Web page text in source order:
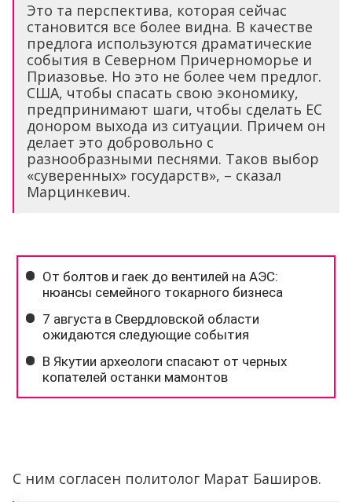
Это та перспектива, которая сейчас
становится все более видна. В качестве
предлога используются драматические
события в Северном Причерноморье и
Приазовье. Но это не более чем предлог.
США, чтобы спасать свою экономику,
предпринимают шаги, чтобы сделать ЕС
донором выхода из ситуации. Причем он
делает это добровольно с
разнообразными песнями. Таков выбор
«суверенных» государств», – сказал
Марцинкевич.
С ним согласен политолог Марат Баширов.